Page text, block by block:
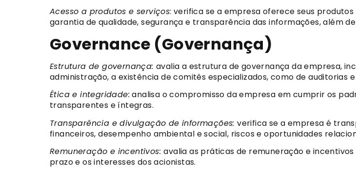
Acesso a produtos e serviços: verifica se a empresa oferece seus
garantia de qualidade, segurança e transparência das informações, além
Governance (Governança)
Estrutura de governança: avalia a estrutura de governança da empresa,
administração, a existência de comitês especializados, como de auditorias
Ética e integridade: analisa o compromisso da empresa em cumprir os
transparentes e íntegras.
Transparência e divulgação de informações:verifica se a empresa é
financeiros, desempenho ambiental e social, riscos e oportunidades
Remuneração e incentivos:avalia as práticas de remuneração e
prazo e os interesses dos acionistas.